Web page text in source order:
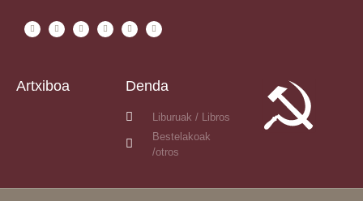
Artxiboa Denda
Liburuak / Libros
Bestelakoak
/otros